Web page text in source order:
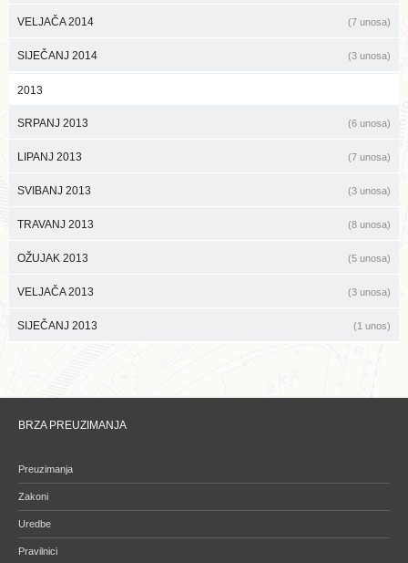
VELJAČA 2014 (7 unosa)
SIJEČANJ 2014 (3 unosa)
2013
SRPANJ 2013 (6 unosa)
LIPANJ 2013 (7 unosa)
SVIBANJ 2013 (3 unosa)
TRAVANJ 2013 (8 unosa)
OŽUJAK 2013 (5 unosa)
VELJAČA 2013 (3 unosa)
SIJEČANJ 2013 (1 unos)
BRZA PREUZIMANJA
Preuzimanja
Zakoni
Uredbe
Pravilnici